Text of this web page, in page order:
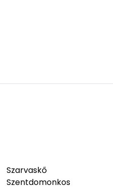
Szarvaskő
Szentdomonkos